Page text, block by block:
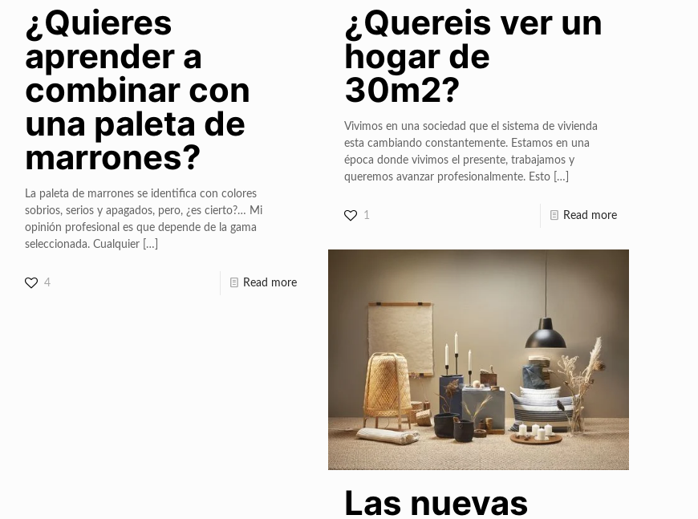
¿Quieres
aprender a
combinar con
una paleta de
marrones?
La paleta de marrones se identifica con colores
sobrios, serios y apagados, pero, ¿es cierto?… Mi
opinión profesional es que depende de la gama
seleccionada. Cualquier[…]
4 Read more
¿Quereis ver un
hogar de
30m2?
Vivimos en una sociedad que el sistema de vivienda
esta cambiando constantemente. Estamos en una
época donde vivimos el presente, trabajamos y
queremos avanzar profesionalmente. Esto […]
1 Read more
Las nuevas